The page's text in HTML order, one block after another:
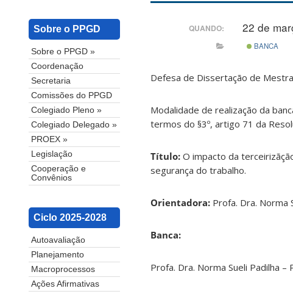
Sobre o PPGD
Sobre o PPGD »
Coordenação
Secretaria
Comissões do PPGD
Colegiado Pleno »
Colegiado Delegado »
PROEX »
Legislação
Cooperação e
Convênios
Ciclo 2025-2028
Autoavaliação
Planejamento
Macroprocessos
Ações Afirmativas
QUANDO: 22 de
BANCA
Defesa de Dissertação de
Modalidade de realização da
termos do §3º, artigo 71 da
Título: O impacto da
segurança do trabalho.
Orientadora: Profa. Dra. Norma
Banca:
Profa. Dra. Norma Sueli Padilha –